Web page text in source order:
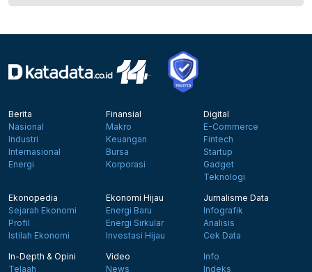
Berita
Nasional
Industri
Internasional
Energi
Finansial
Makro
Keuangan
Bursa
Korporasi
Digital
E-Commerce
Fintech
Startup
Gadget
Teknologi
Ekonopedia
Sejarah Ekonomi
Profil
Istilah Ekonomi
Ekonomi Hijau
Energi Baru
Energi Sirkular
Investasi Hijau
Jurnalisme Data
Infografik
Analisis
Cek Data
In-Depth & Opini
Telaah
Video
News
Info
Indeks